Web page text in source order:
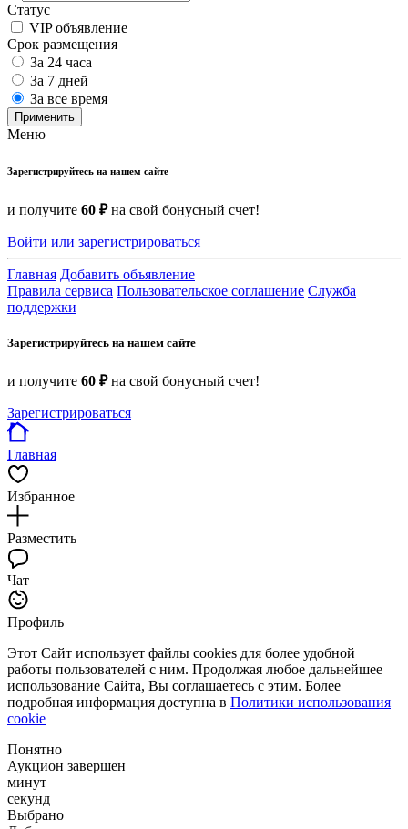
Статус
VIP объявление
Срок размещения
За 24 часа
За 7 дней
За все время
Применить
Меню
Зарегистрируйтесь на нашем сайте
и получите 60 ₽на свой бонусный счет!
Войти или зарегистрироваться
Главная Добавить объявление
Правила сервиса Пользовательское соглашение Служба
поддержки
Зарегистрируйтесь на нашем сайте
и получите 60 ₽на свой бонусный счет!
Зарегистрироваться
Главная
Избранное
Разместить
Чат
Профиль
Этот Сайт использует файлы cookies для более удобной
работы пользователей с ним. Продолжая любое дальнейшее
использование Сайта, Вы соглашаетесь с этим. Более
подробная информация доступна в Политики использования
cookie
Понятно
Аукцион завершен
минут
секунд
Выбрано